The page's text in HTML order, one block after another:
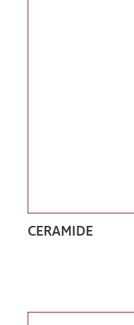
CERAMIDE